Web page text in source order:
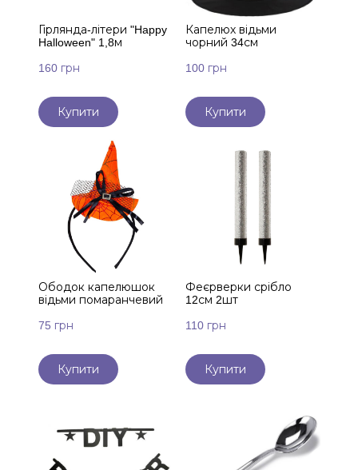
Гірлянда-літери "Happy
Halloween" 1,8м
160 грн
Купити
Капелюх відьми
чорний 34см
100 грн
Купити
Ободок капелюшок
відьми помаранчевий
75 грн
Купити
Феєрверки срібло
12см 2шт
110 грн
Купити